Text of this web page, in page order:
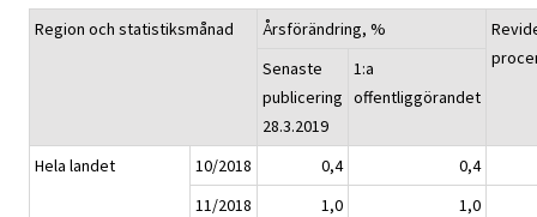
Region och statistiksmånad Årsförändring, %
Senaste
publicering
28.3.2019
1:a
offentliggörandet
Hela landet 10/2018 0,4
0,4
11/2018
1,0
1,0